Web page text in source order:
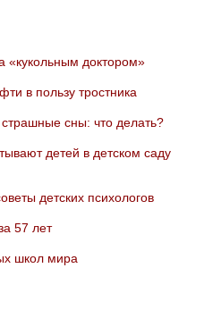
«кукольным доктором»
в пользу тростника
страшные сны: что делать?
детей в детском саду
детских психологов
57 лет
школ мира